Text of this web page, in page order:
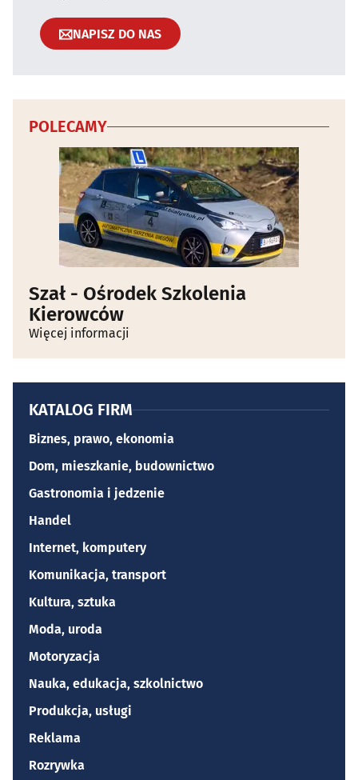
NAPISZ DO NAS
POLECAMY
Szał - Ośrodek Szkolenia
Kierowców
Więcej informacji
KATALOG FIRM
Biznes, prawo, ekonomia
Dom, mieszkanie, budownictwo
Gastronomia i jedzenie
Handel
Internet, komputery
Komunikacja, transport
Kultura, sztuka
Moda, uroda
Motoryzacja
Nauka, edukacja, szkolnictwo
Produkcja, usługi
Reklama
Rozrywka